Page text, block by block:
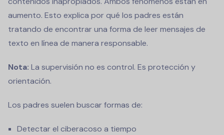
aumento. Esto explica por qué los padres están
tratando de encontrar una forma de leer mensajes de
texto en línea de manera responsable.
Nota: La supervisión no es control. Es protección y
orientación.
Los padres suelen buscar formas de:
Detectar el ciberacoso a tiempo